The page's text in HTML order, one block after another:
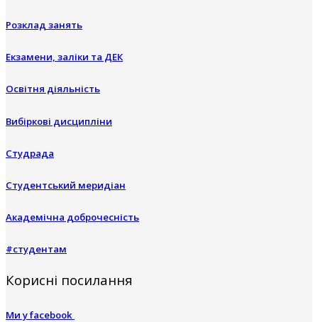
Розклад занять
Екзамени, заліки та ДЕК
Освітня діяльність
Вибіркові дисципліни
Студрада
Студентський меридіан
Академічна доброчесність
#студентам
Корисні посилання
Ми у facebook